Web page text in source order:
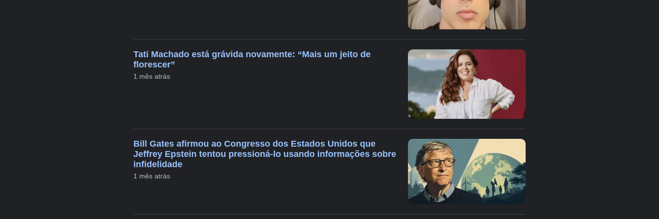
Tati Machado está grávida novamente: “Mais um jeito de
florescer”
1 mês atrás
Bill Gates afirmou ao Congresso dos Estados Unidos que
Jeffrey Epstein tentou pressioná-lo usando informações sobre
infidelidade
1 mês atrás